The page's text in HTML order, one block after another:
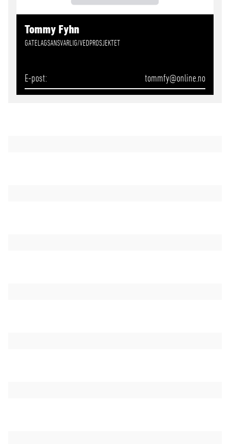
Tommy Fyhn
GATELAGSANSVARLIG/VEDPROSJEKTET
E-post tommfy@online.no